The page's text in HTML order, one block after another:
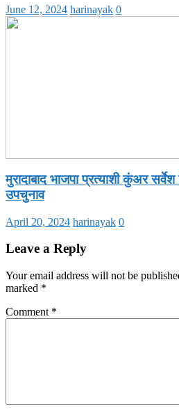
June 12, 2024 harinayak 0
मुरादाबाद भाजपा प्रत्याशी कुंअर
उपचुनाव
April 20, 2024 harinayak 0
Leave a Reply
Your email address will not be
marked *
Comment *